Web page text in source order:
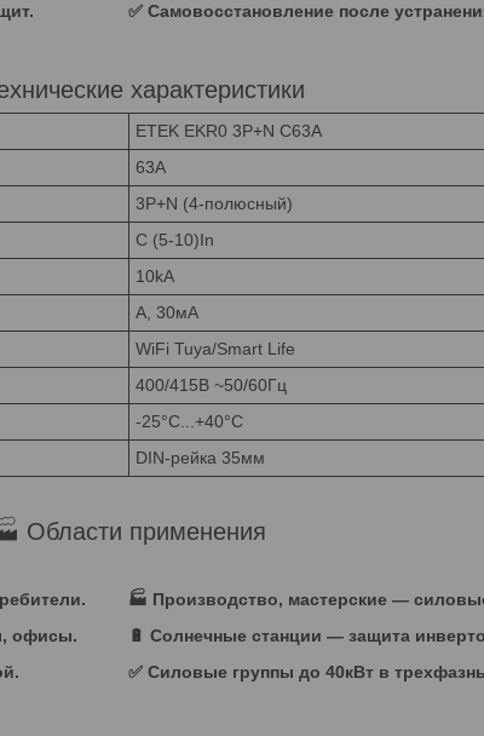
✅ Самовосстановление после
характеристики
ETEK EKR0 3P+N C63A
63A
3P+N (4-полюсный)
C (5-10)In
10kA
A, 30мА
WiFi Tuya/Smart Life
400/415В ~50/60Гц
-25°C...+40°C
DIN-рейка 35мм
Области применения
🏭 Производство, мастерские —
офисы.
🔋 Солнечные станции — защита
✅ Силовые группы до 40кВт в